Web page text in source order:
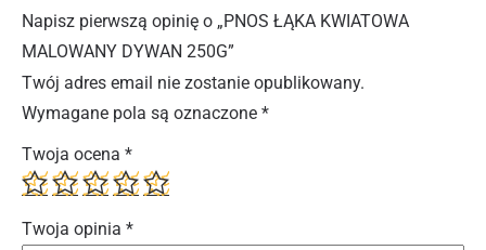
Napisz pierwszą opinię o „PNOS ŁĄKA KWIATOWA
MALOWANY DYWAN 250G”
Twój adres email nie zostanie opublikowany.
Wymagane pola są oznaczone *
Twoja ocena *
Twoja opinia *